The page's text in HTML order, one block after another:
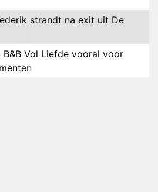
strandt na exit uit De
B&B Vol Liefde vooral voor